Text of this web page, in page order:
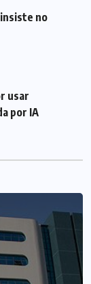
no
usar
por IA